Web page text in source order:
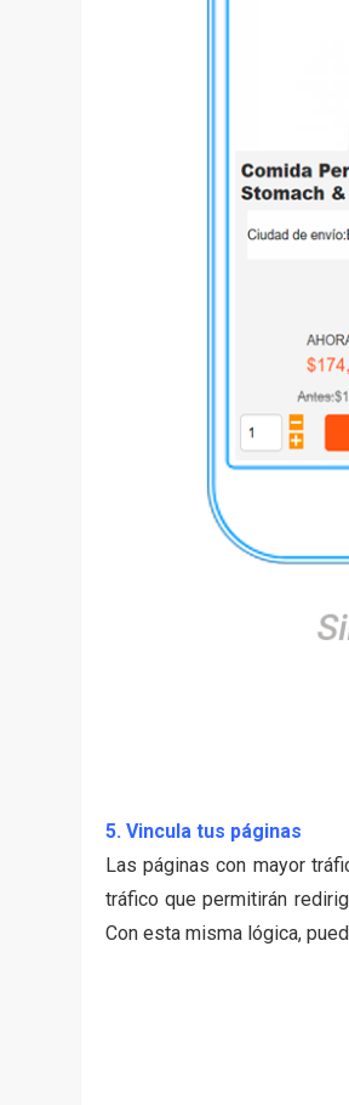
5. Vincula tus páginas
Las páginas con mayor
tráfico que permitirán
Con esta misma lógica,